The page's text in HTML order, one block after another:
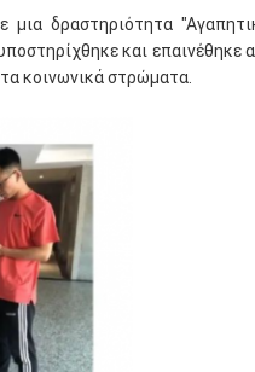
μια δραστηριότητα
και επαινέθηκε
κοινωνικά στρώματα.